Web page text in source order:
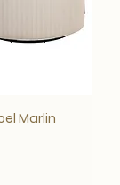
Marlin